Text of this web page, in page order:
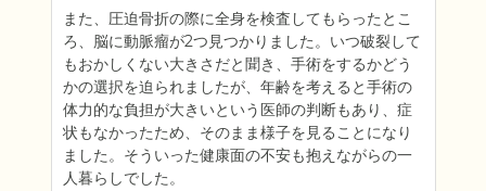
また、圧迫骨折の際に全身を検査してもらったとこ
ろ、脳に動脈瘤が2つ見つかりました。いつ破裂して
もおかしくない大きさだと聞き、手術をするかどう
かの選択を迫られましたが、年齢を考えると手術の
体力的な負担が大きいという医師の判断もあり、症
状もなかったため、そのまま様子を見ることになり
ました。そういった健康面の不安も抱えながらの一
人暮らしでした。